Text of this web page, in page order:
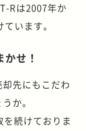
Rは2007年か
います。
せ！
先にもこだわ
か。
続けておりま